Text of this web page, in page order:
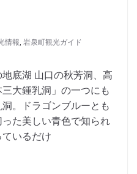
情報 岩泉町観光ガイド
底湖 山口の秋芳洞、高
大鍾乳洞」の一つにも
。ドラゴンブルーとも
た美しい青色で知られ
いるだけ